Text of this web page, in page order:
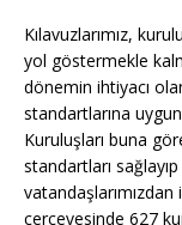
Kılavuzlarımız,
yol göstermekle
dönemin ihtiyacı
standartlarına
Kuruluşları buna
standartları
çerçevesinde 627